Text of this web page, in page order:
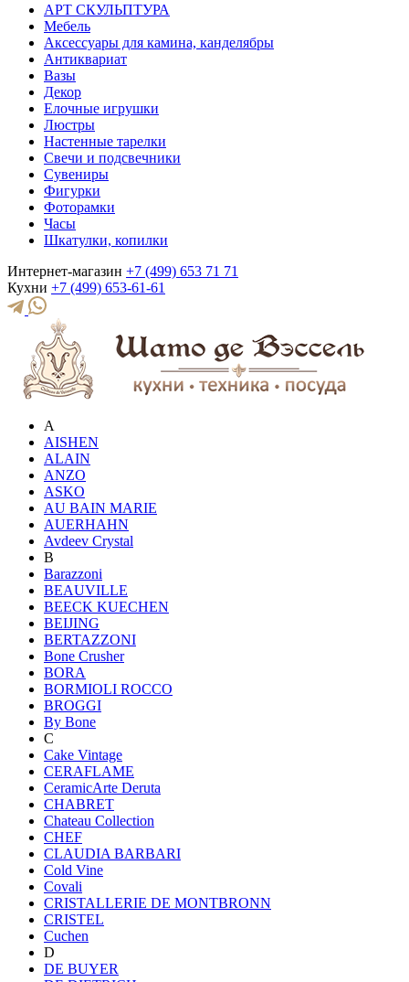
АРТ СКУЛЬПТУРА
Мебель
Аксессуары для камина, канделябры
Антиквариат
Вазы
Декор
Елочные игрушки
Люстры
Настенные тарелки
Свечи и подсвечники
Сувениры
Фигурки
Фоторамки
Часы
Шкатулки, копилки
Интернет-магазин +7 (499) 653 71 71
Кухни +7 (499) 653-61-61
A
AISHEN
ALAIN
ANZO
ASKO
AU BAIN MARIE
AUERHAHN
Avdeev Crystal
B
Barazzoni
BEAUVILLE
BEECK KUECHEN
BEIJING
BERTAZZONI
Bone Crusher
BORA
BORMIOLI ROCCO
BROGGI
By Bone
C
Cake Vintage
CERAFLAME
CeramicArte Deruta
CHABRET
Chateau Collection
CHEF
CLAUDIA BARBARI
Cold Vine
Covali
CRISTALLERIE DE MONTBRONN
CRISTEL
Cuchen
D
DE BUYER